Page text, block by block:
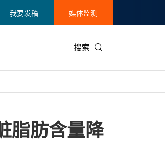
我要发稿 媒体监测
搜索
和
时尚与艺术
坡脂肪含量降